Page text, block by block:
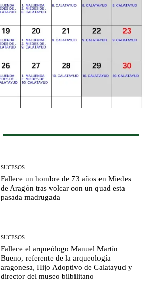
SUCESOS
Fallece un hombre de 73 años en Miedes
de Aragón tras volcar con un quad esta
pasada madrugada
SUCESOS
Fallece el arqueólogo Manuel Martín
Bueno, referente de la arqueología
aragonesa, Hijo Adoptivo de Calatayud y
director del museo bilbilitano